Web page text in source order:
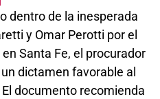
dentro de la inesperada
y Omar Perotti por el
Santa Fe, el procurador
dictamen favorable al
documento recomienda